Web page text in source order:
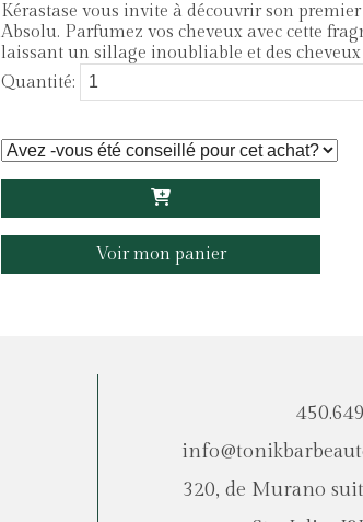
Kérastase vous invite à découvrir son
Absolu. Parfumez vos cheveux avec cette
laissant un sillage inoubliable et des
Quantité:
Voir mon panier
320, de Murano